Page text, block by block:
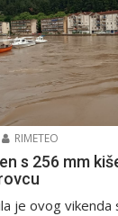
RIMETEO
s 256 mm
je ovog vikenda